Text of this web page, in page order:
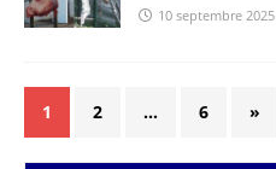
10 septembre 2025
1 2 … 6 »